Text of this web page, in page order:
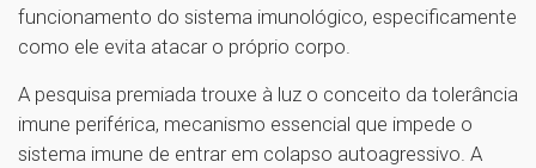
funcionamento do sistema imunológico, especificamente
como ele evita atacar o próprio corpo.
A pesquisa premiada trouxe à luz o conceito da tolerância
imune periférica, mecanismo essencial que impede o
sistema imune de entrar em colapso autoagressivo. A